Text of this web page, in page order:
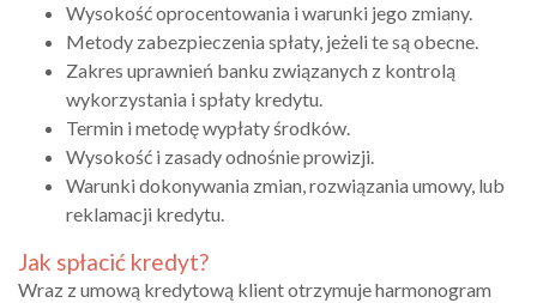
Wysokość oprocentowania i warunki jego zmiany.
Metody zabezpieczenia spłaty, jeżeli te są obecne.
Zakres uprawnień banku związanych z kontrolą
wykorzystania i spłaty kredytu.
Termin i metodę wypłaty środków.
Wysokość i zasady odnośnie prowizji.
Warunki dokonywania zmian, rozwiązania umowy, lub
reklamacji kredytu.
Jak spłacić kredyt?
Wraz z umową kredytową klient otrzymuje harmonogram